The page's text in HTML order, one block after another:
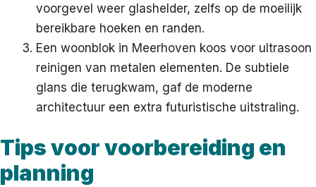
voorgevel weer glashelder, zelfs op de moeilijk
bereikbare hoeken en randen.
Een woonblok in Meerhoven koos voor ultrasoon
reinigen van metalen elementen. De subtiele
glans die terugkwam, gaf de moderne
architectuur een extra futuristische uitstraling.
Tips voor voorbereiding en
planning